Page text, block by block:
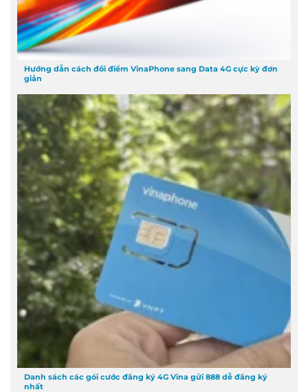
Hướng dẫn cách đổi điểm VinaPhone sang Data 4G cực kỳ đơn
giản
Danh sách các gói cước đăng ký 4G Vina gửi 888 dễ đăng ký
nhất